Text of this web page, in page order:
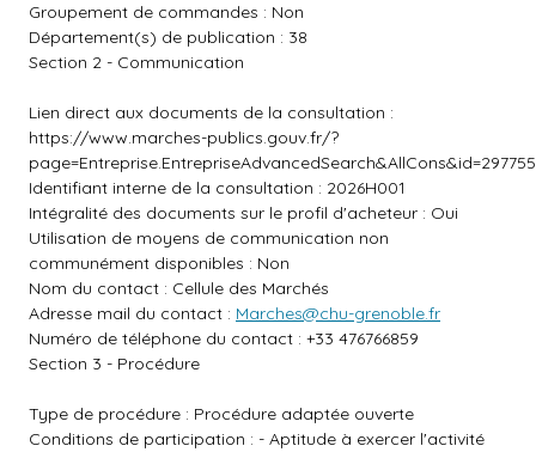
Groupement de commandes : Non
Département(s) de publication : 38
Section 2 - Communication
Lien direct aux documents de la consultation :
https://www.marches-publics.gouv.fr/?
Identifiant interne de la consultation : 2026H001
Intégralité des documents sur le profil d'acheteur : Oui
Utilisation de moyens de communication non
communément disponibles : Non
Nom du contact : Cellule des Marchés
Adresse mail du contact : Marches@chu-grenoble.fr
Numéro de téléphone du contact : +33 476766859
Section 3 - Procédure
Type de procédure : Procédure adaptée ouverte
Conditions de participation : - Aptitude à exercer l'activité